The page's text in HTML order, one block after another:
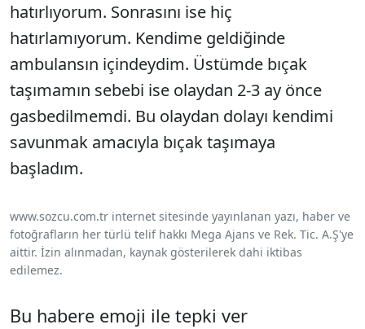
hatırlıyorum. Sonrasını ise hiç
hatırlamıyorum. Kendime geldiğinde
ambulansın içindeydim. Üstümde bıçak
taşımamın sebebi ise olaydan 2-3 ay önce
gasbedilmemdi. Bu olaydan dolayı kendimi
savunmak amacıyla bıçak taşımaya
başladım.
www.sozcu.com.tr internet sitesinde yayınlanan yazı, haber ve
fotoğrafların her türlü telif hakkı Mega Ajans ve Rek. Tic. A.Ş'ye
aittir. İzin alınmadan, kaynak gösterilerek dahi iktibas
edilemez.
Bu habere emoji ile tepki ver